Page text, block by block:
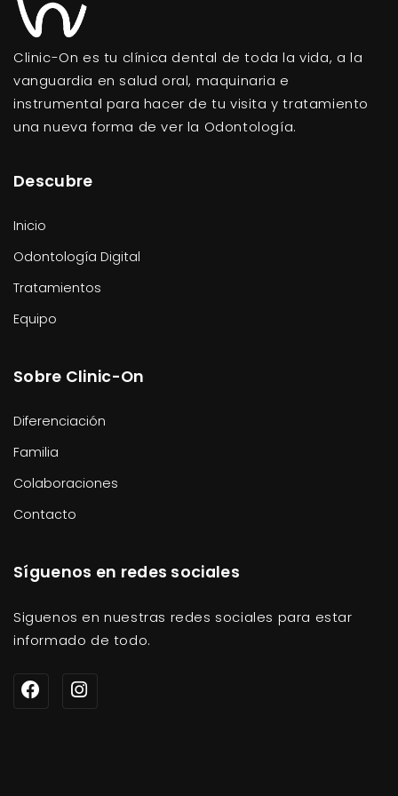
Clinic-On es tu clínica dental de toda la vida, a la
vanguardia en salud oral, maquinaria e
instrumental para hacer de tu visita y tratamiento
una nueva forma de ver la Odontología.
Descubre
Inicio
Odontología Digital
Tratamientos
Equipo
Sobre Clinic-On
Diferenciación
Familia
Colaboraciones
Contacto
Síguenos en redes sociales
Siguenos en nuestras redes sociales para estar
informado de todo.